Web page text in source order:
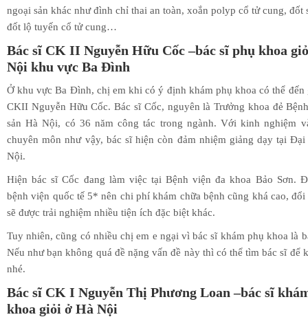
ngoại sản khác như đình chỉ thai an toàn, xoắn polyp cổ tử cung, đốt
đốt lộ tuyến cổ tử cung…
Bác sĩ CK II Nguyễn Hữu Cốc –bác sĩ phụ khoa
Nội khu vực Ba Đình
Ở khu vực Ba Đình, chị em khi có ý định khám phụ khoa có thể đến
CKII Nguyễn Hữu Cốc. Bác sĩ Cốc, nguyên là Trưởng khoa đẻ
sản Hà Nội, có 36 năm công tác trong ngành. Với kinh nghiệm
chuyên môn như vậy, bác sĩ hiện còn đảm nhiệm giảng dạy tại
Nội.
Hiện bác sĩ Cốc đang làm việc tại Bệnh viện đa khoa Bảo Sơn.
bệnh viện quốc tế 5* nên chi phí khám chữa bệnh cũng khá cao,
sẽ được trải nghiệm nhiều tiện ích đặc biệt khác.
Tuy nhiên, cũng có nhiều chị em e ngại vì bác sĩ khám phụ khoa là
Nếu như bạn không quá đề nặng vấn đề này thì có thể tìm bác sĩ để
nhé.
Bác sĩ CK I Nguyễn Thị Phương Loan –bác sĩ
khoa giỏi ở Hà Nội